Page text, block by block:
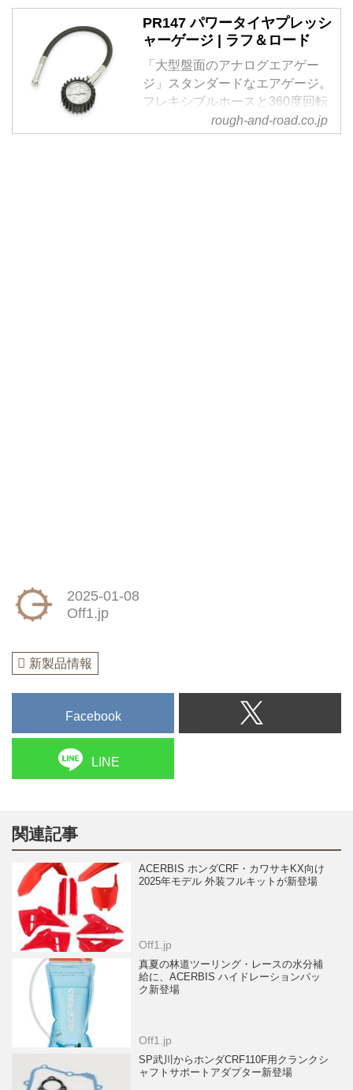
PR147 パワータイヤプレッシ
ャーゲージ | ラフ＆ロード
「大型盤面のアナログエアゲー
ジ」スタンダードなエアゲージ。
フレキシブルホースと360度回転
口金で、バイクの狭いバルブ周り
でもしっかり計測できます。エア
rough-and-road.co.jp
2025-01-08
Off1.jp
新製品情報
Facebook
LINE
関連記事
ACERBIS ホンダCRF・カワサキKX向け
2025年モデル 外装フルキットが新登場
Off1.jp
真夏の林道ツーリング・レースの水分補
給に、ACERBIS ハイドレーションパッ
ク新登場
Off1.jp
SP武川からホンダCRF110F用クランクシ
ャフトサポートアダプター新登場